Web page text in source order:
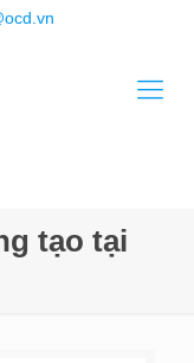
tạo tại